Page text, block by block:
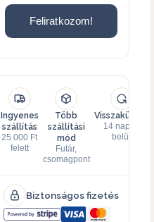
Feliratkozom!
Ingyenes
szállítás
25 000 Ft
felett
Több
szállítási
mód
Futár,
csomagpont
Visszaküldés
14 napon
belül
Biztonságos fizetés